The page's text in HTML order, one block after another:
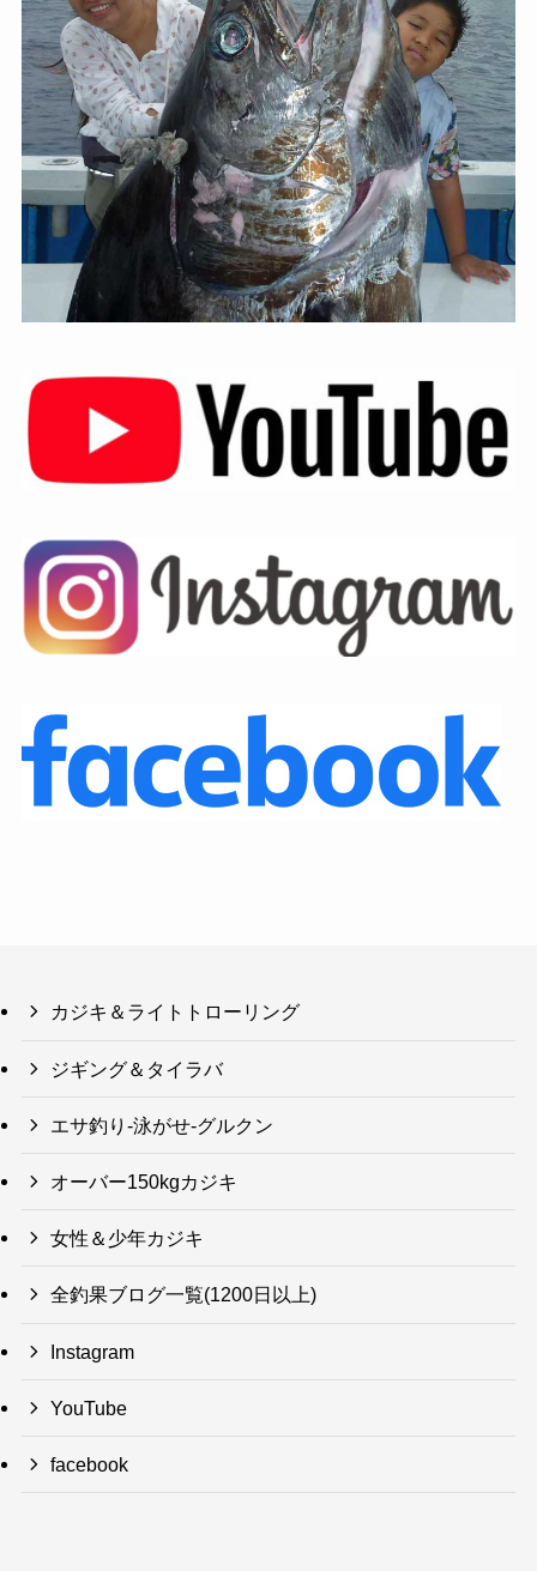
カジキ＆ライトトローリング
ジギング＆タイラバ
エサ釣り-泳がせ-グルクン
オーバー150kgカジキ
女性＆少年カジキ
全釣果ブログ一覧(1200日以上)
Instagram
YouTube
facebook